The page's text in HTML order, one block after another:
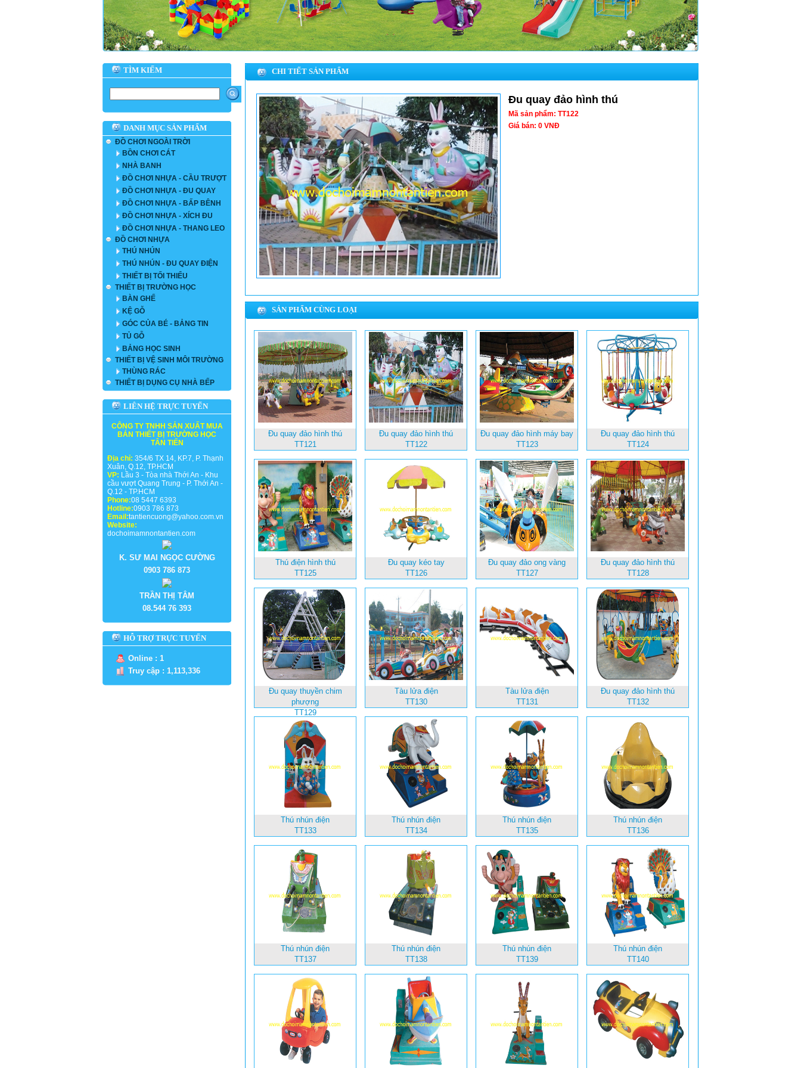
TÌM KIẾM
DANH MỤC SẢN PHẨM
ĐỒ CHƠI NGOÀI TRỜI
BỒN CHƠI CÁT
NHÀ BANH
ĐỒ CHƠI NHỰA - CẦU TRƯỢT
ĐỒ CHƠI NHỰA - ĐU QUAY
ĐỒ CHƠI NHỰA - BẤP BÊNH
ĐỒ CHƠI NHỰA - XÍCH ĐU
ĐỒ CHƠI NHỰA - THANG LEO
ĐỒ CHƠI NHỰA
THÚ NHÚN
THÚ NHÚN - ĐU QUAY ĐIỆN
THIẾT BỊ TỐI THIỂU
THIẾT BỊ TRƯỜNG HỌC
BÀN GHẾ
KỆ GỖ
GÓC CỦA BÉ - BẢNG TIN
TỦ GỖ
BẢNG HỌC SINH
THIẾT BỊ VỆ SINH MÔI TRƯỜNG
THÙNG RÁC
THIẾT BỊ DỤNG CỤ NHÀ BẾP
LIÊN HỆ TRỰC TUYẾN
CÔNG TY TNHH SẢN XUẤT MUA
BÁN THIẾT BỊ TRƯỜNG HỌC
TÂN TIẾN
Địa chỉ: 354/6 TX 14, KP.7, P. Thạnh
Xuân, Q.12, TP.HCM
VP: Lầu 3 - Tòa nhà Thới An - Khu
cầu vượt Quang Trung - P. Thới An -
Q.12 - TP.HCM
Phone:08 5447 6393
Hotline:0903 786 873
Email:tantiencuong@yahoo.com.vn
Website:
dochoimamnontantien.com
K. SƯ MAI NGỌC CƯỜNG
0903 786 873
TRẦN THỊ TÂM
08.544 76 393
HỖ TRỢ TRỰC TUYẾN
Online : 1
Truy cập : 1,113,336
CHI TIẾT SẢN PHẨM
Đu quay đảo hình thú
Mã sản phẩm: TT122
Giá bán: 0 VNĐ
SẢN PHẨM CÙNG LOẠI
Đu quay đảo hình thú
TT121
Đu quay đảo hình thú
TT122
Đu quay đảo hình máy bay
TT123
Đu quay đảo hình thú
TT124
Thú điện hình thú
TT125
Đu quay kéo tay
TT126
Đu quay đảo ong vàng
TT127
Đu quay đảo hình thú
TT128
Đu quay thuyền chim
phượng
TT129
Tàu lửa điện
TT130
Tàu lửa điện
TT131
Đu quay đảo hình thú
TT132
Thú nhún điện
TT133
Thú nhún điện
TT134
Thú nhún điện
TT135
Thú nhún điện
TT136
Thú nhún điện
TT137
Thú nhún điện
TT138
Thú nhún điện
TT139
Thú nhún điện
TT140